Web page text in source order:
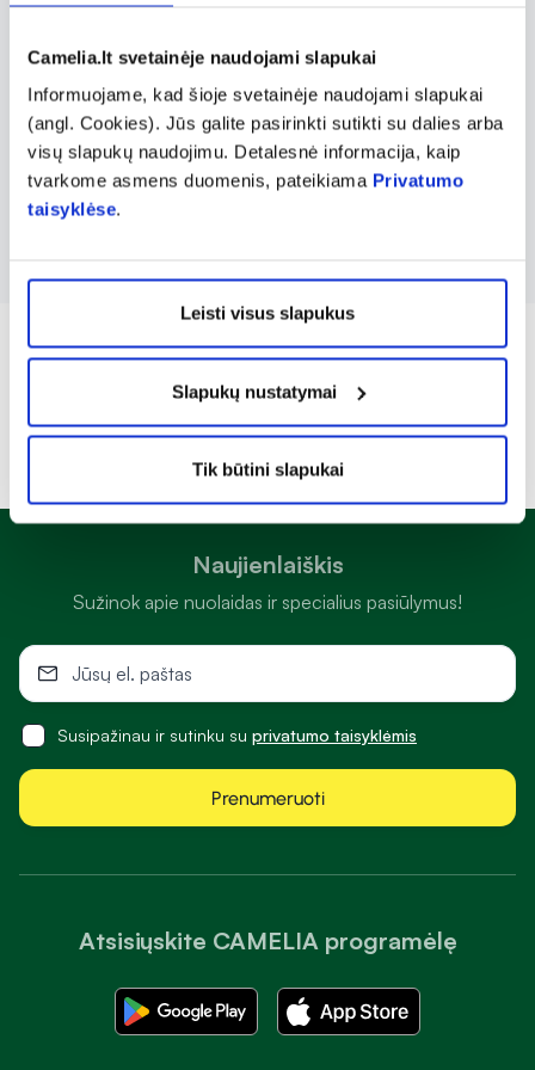
Camelia.lt svetainėje naudojami slapukai
Informuojame, kad šioje svetainėje naudojami slapukai
(angl. Cookies). Jūs galite pasirinkti sutikti su dalies arba
visų slapukų naudojimu. Detalesnė informacija, kaip
tvarkome asmens duomenis, pateikiama Privatumo
taisyklėse.
Leisti visus slapukus
Slapukų nustatymai
Tik būtini slapukai
užsikimšimą, drėkinti jautrią nosies gleivinę,
o tai yra svarbu norint išsaugoti sveiką
kvėpavimo sistemą. Taip pat prekių ženklas
siūlo nosies lašus, tinkamus naujagimiams,
kasdienei jautrių nosyčių priežiūrai.
Atsisiųskite CAMELIA programėlę
Naujienlaiškis
Sužinok apie nuolaidas ir specialius pasiūlymus!
Susipažinau ir sutinku su privatumo taisyklėmis
Prenumeruoti